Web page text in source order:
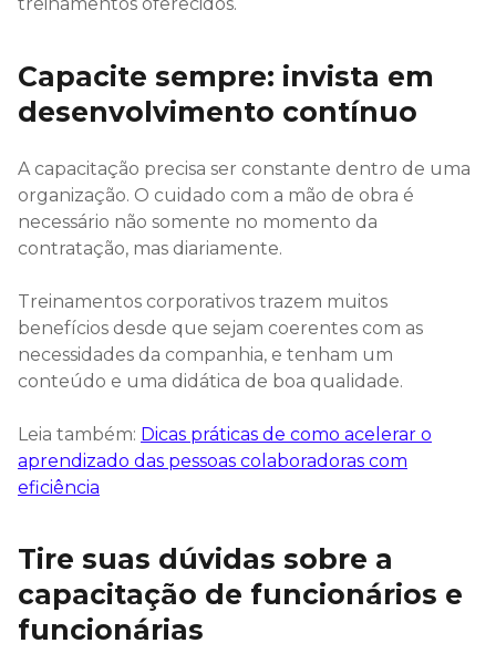
treinamentos oferecidos.
Capacite sempre: invista em
desenvolvimento contínuo
A capacitação precisa ser constante dentro de uma
organização. O cuidado com a mão de obra é
necessário não somente no momento da
contratação, mas diariamente.
Treinamentos corporativos trazem muitos
benefícios desde que sejam coerentes com as
necessidades da companhia, e tenham um
conteúdo e uma didática de boa qualidade.
Leia também: Dicas práticas de como acelerar o
aprendizado das pessoas colaboradoras com
eficiência
Tire suas dúvidas sobre a
capacitação de funcionários e
funcionárias